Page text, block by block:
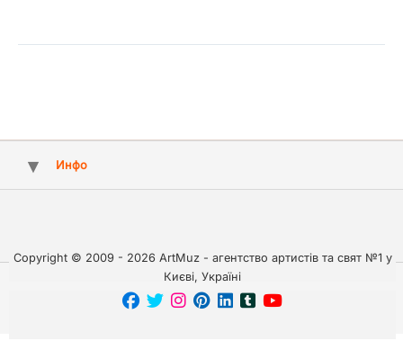
Инфо
Copyright © 2009 - 2026 ArtMuz - агентство артистів та свят №1 у
Києві, Україні